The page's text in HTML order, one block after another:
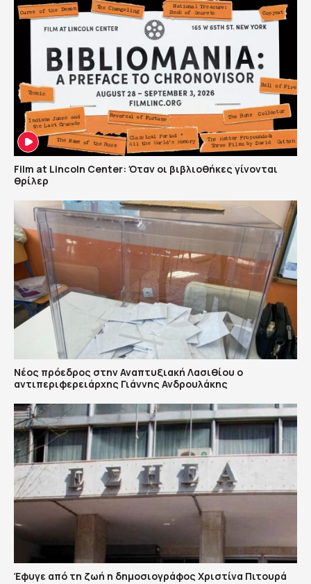
Film at Lincoln Center: Όταν οι βιβλιοθήκες γίνονται
θρίλερ
Νέος πρόεδρος στην Αναπτυξιακή Λασιθίου ο
αντιπεριφερειάρχης Γιάννης Ανδρουλάκης
Έφυγε από τη ζωή η δημοσιογράφος Χριστίνα Πιτουρά